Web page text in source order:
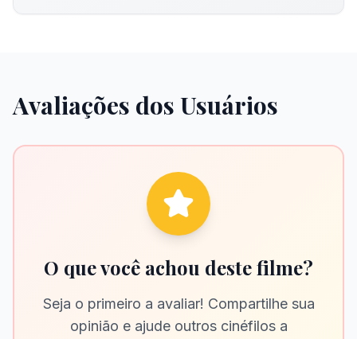
Avaliações dos Usuários
O que você achou deste filme?
Seja o primeiro a avaliar! Compartilhe sua
opinião e ajude outros cinéfilos a